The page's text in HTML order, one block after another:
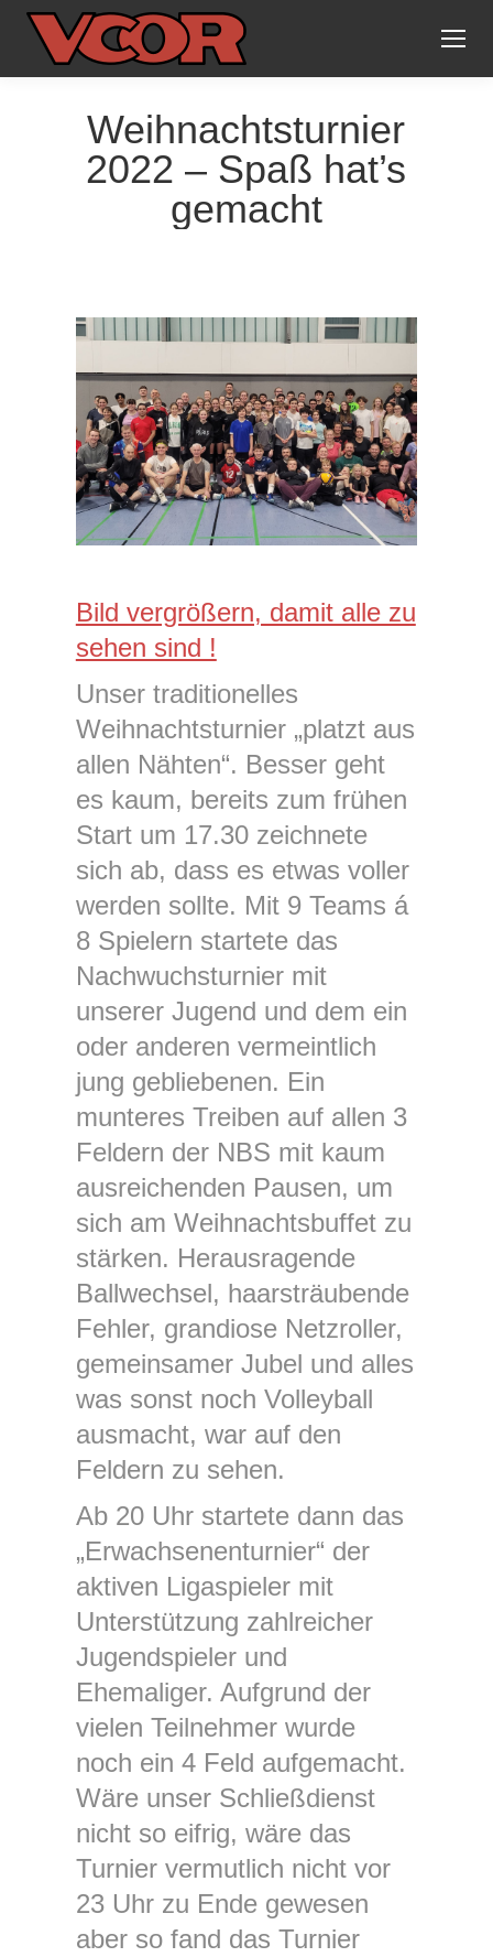
Weihnachtsturnier
2022 – Spaß hat’s
gemacht
Bild vergrößern, damit alle zu
sehen sind !
Unser traditionelles
Weihnachtsturnier „platzt aus
allen Nähten“. Besser geht
es kaum, bereits zum frühen
Start um 17.30 zeichnete
sich ab, dass es etwas voller
werden sollte. Mit 9 Teams á
8 Spielern startete das
Nachwuchsturnier mit
unserer Jugend und dem ein
oder anderen vermeintlich
jung gebliebenen. Ein
munteres Treiben auf allen 3
Feldern der NBS mit kaum
ausreichenden Pausen, um
sich am Weihnachtsbuffet zu
stärken. Herausragende
Ballwechsel, haarsträubende
Fehler, grandiose Netzroller,
gemeinsamer Jubel und alles
was sonst noch Volleyball
ausmacht, war auf den
Feldern zu sehen.
Ab 20 Uhr startete dann das
„Erwachsenenturnier“ der
aktiven Ligaspieler mit
Unterstützung zahlreicher
Jugendspieler und
Ehemaliger. Aufgrund der
vielen Teilnehmer wurde
noch ein 4 Feld aufgemacht.
Wäre unser Schließdienst
nicht so eifrig, wäre das
Turnier vermutlich nicht vor
23 Uhr zu Ende gewesen
aber so fand das Turnier